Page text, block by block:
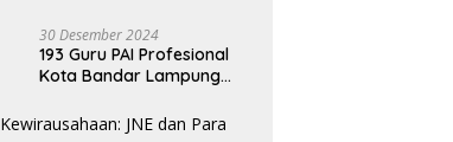
30 Desember 2024
193 Guru PAI Profesional
Kota Bandar Lampung
Yudisium PPG Tahun 2024